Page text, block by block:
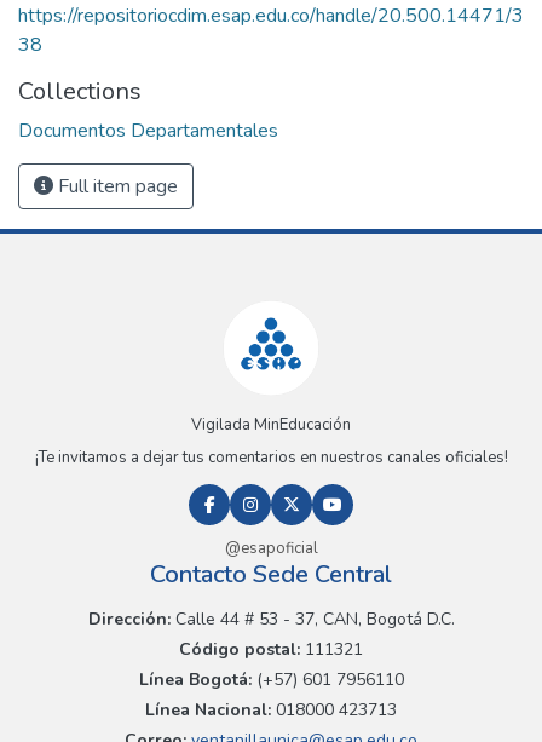
https://repositoriocdim.esap.edu.co/handle/20.500.14471/3
38
Collections
Documentos Departamentales
Full item page
Vigilada MinEducación
¡Te invitamos a dejar tus comentarios en nuestros canales oficiales!
@esapoficial
Contacto Sede Central
Dirección:Calle 44 # 53 - 37, CAN, Bogotá D.C.
Código postal: 111321
Línea Bogotá:(+57) 601 7956110
Línea Nacional: 018000 423713